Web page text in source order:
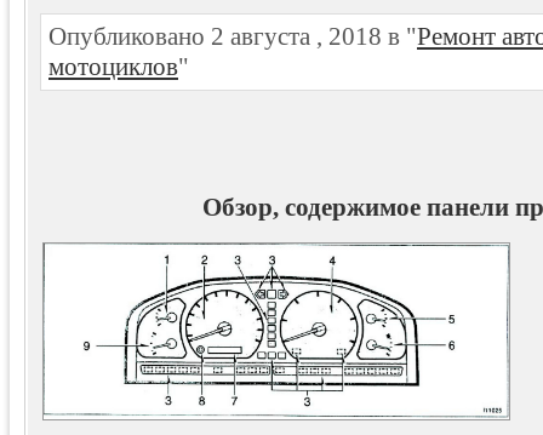
Опубликовано 2 августа , 2018 в "Ремонт
мотоциклов"
Обзор, содержимое панели